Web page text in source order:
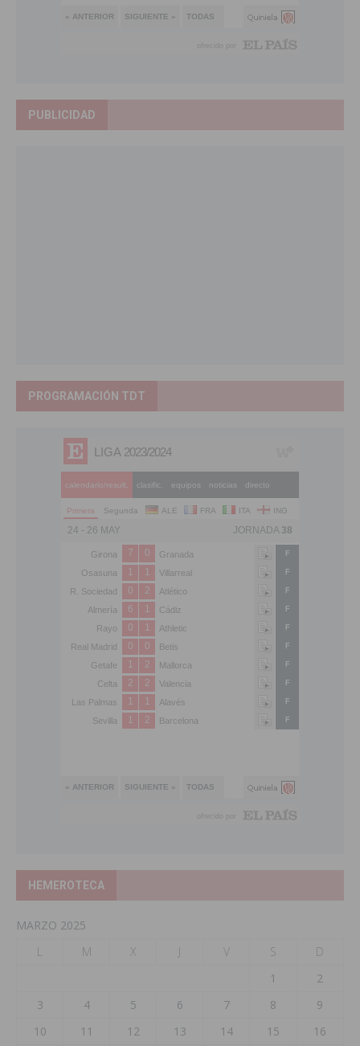
PUBLICIDAD
PROGRAMACIÓN TDT
HEMEROTECA
MARZO 2025
L
M X J V S
D
1
2
3
4 5 6 7 8
9
10
11 12 13 14 15
16